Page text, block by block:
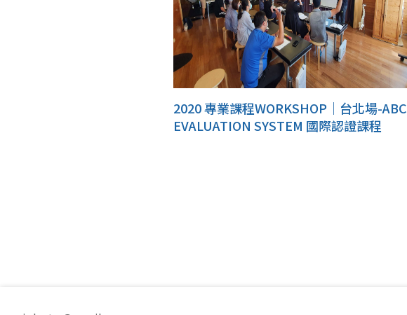
2020 專業課程WORKSHOP｜台北場-ABC
EVALUATION SYSTEM 國際認證課程